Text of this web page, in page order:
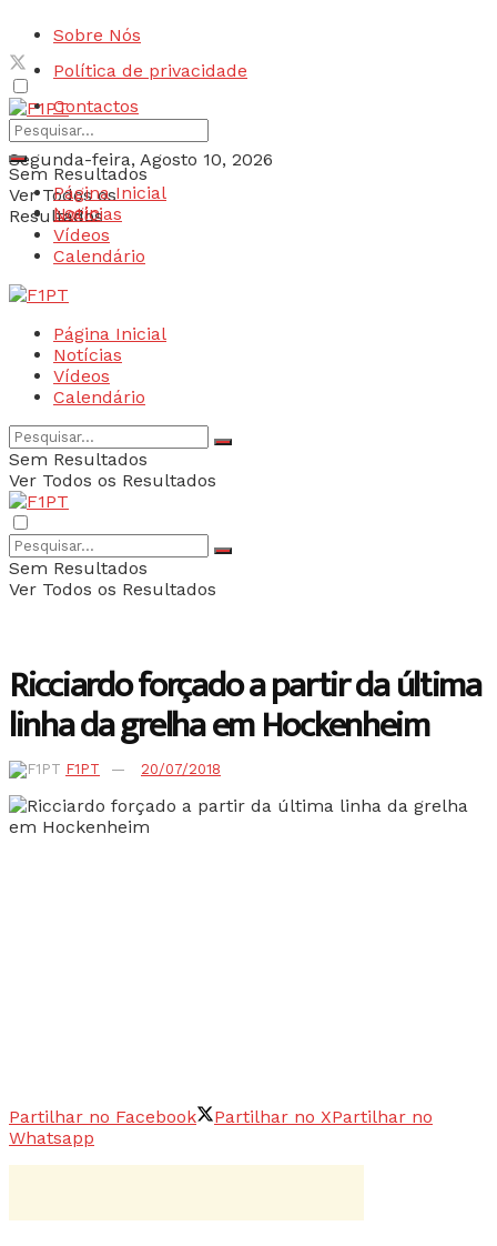
Sobre Nós
Política de privacidade
Contactos
Segunda-feira, Agosto 10, 2026
Login
Sem Resultados
Ver Todos os
Resultados
Página Inicial
Notícias
Vídeos
Calendário
Página Inicial
Notícias
Vídeos
Calendário
Sem Resultados
Ver Todos os Resultados
Sem Resultados
Ver Todos os Resultados
Ricciardo forçado a partir da última
linha da grelha em Hockenheim
F1PT 20/07/2018
Partilhar no Facebook Partilhar no XPartilhar no
Whatsapp